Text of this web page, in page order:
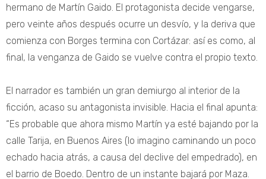
hermano de Martín Gaido. El protagonista decide vengarse,
pero veinte años después ocurre un desvío, y la deriva que
comienza con Borges termina con Cortázar: así es como, al
final, la venganza de Gaido se vuelve contra el propio texto.
El narrador es también un gran demiurgo al interior de la
ficción, acaso su antagonista invisible. Hacia el final apunta:
“Es probable que ahora mismo Martín ya esté bajando por la
calle Tarija, en Buenos Aires (lo imagino caminando un poco
echado hacia atrás, a causa del declive del empedrado), en
el barrio de Boedo. Dentro de un instante bajará por Maza.